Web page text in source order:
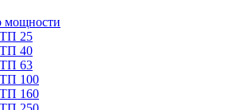
25
40
63
100
160